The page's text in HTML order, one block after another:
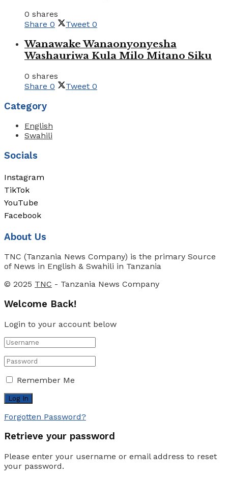
0 shares
Share 0 Tweet 0
Wanawake Wanaonyonyesha
Washauriwa Kula Milo Mitano Siku
0 shares
Share 0 Tweet 0
Category
English
Swahili
Socials
Instagram
TikTok
YouTube
Facebook
About Us
TNC (Tanzania News Company) is the primary Source
of News in English & Swahili in Tanzania
© 2025 TNC - Tanzania News Company
Welcome Back!
Login to your account below
Remember Me
Forgotten Password?
Retrieve your password
Please enter your username or email address to reset
your password.